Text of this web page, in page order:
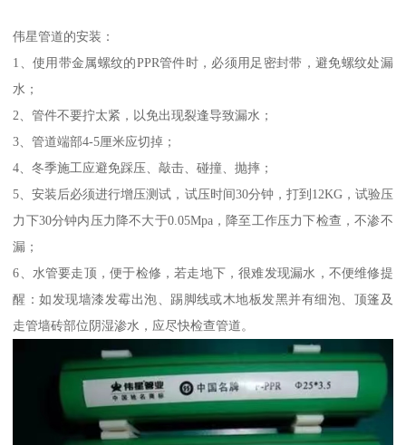
伟星管道的安装：
1、使用带金属螺纹的PPR管件时，必须用足密封带，避免螺纹处漏
水；
2、管件不要拧太紧，以免出现裂逢导致漏水；
3、管道端部4-5厘米应切掉；
4、冬季施工应避免踩压、敲击、碰撞、抛摔；
5、安装后必须进行增压测试，试压时间30分钟，打到12KG，试验压
力下30分钟内压力降不大于0.05Mpa，降至工作压力下检查，不渗不
漏；
6、水管要走顶，便于检修，若走地下，很难发现漏水，不便维修提
醒：如发现墙漆发霉出泡、踢脚线或木地板发黑并有细泡、顶篷及
走管墙砖部位阴湿渗水，应尽快检查管道。